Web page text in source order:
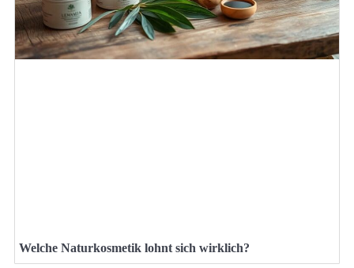
Welche Naturkosmetik lohnt sich wirklich?